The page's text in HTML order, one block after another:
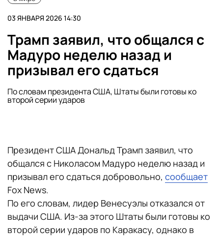
03 ЯНВАРЯ 2026 14:30
Трамп заявил, что общался с
Мадуро неделю назад и
призывал его сдаться
По словам президента США, Штаты были готовы ко
второй серии ударов
Президент США Дональд Трамп заявил, что
общался с Николасом Мадуро неделю назад и
призывал его сдаться добровольно, сообщает
Fox News.
По его словам, лидер Венесуэлы отказался от
выдачи США. Из-за этого Штаты были готовы ко
второй серии ударов по Каракасу, однако в